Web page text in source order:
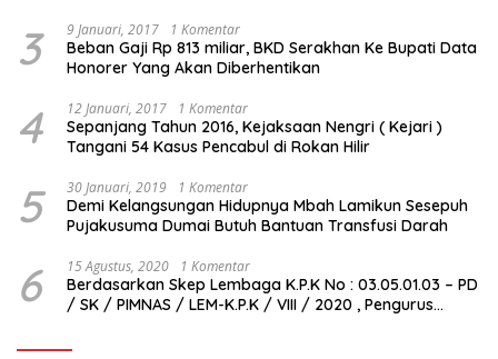
3 9 Januari, 2017 1 Komentar
Beban Gaji Rp 813 miliar, BKD Serakhan Ke Bupati Data
Honorer Yang Akan Diberhentikan
4 12 Januari, 2017 1 Komentar
Sepanjang Tahun 2016, Kejaksaan Nengri ( Kejari )
Tangani 54 Kasus Pencabul di Rokan Hilir
5 30 Januari, 2019 1 Komentar
Demi Kelangsungan Hidupnya Mbah Lamikun Sesepuh
Pujakusuma Dumai Butuh Bantuan Transfusi Darah
6 15 Agustus, 2020 1 Komentar
Berdasarkan Skep Lembaga K.P.K No : 03.05.01.03 – PD
/ SK / PIMNAS / LEM-K.P.K / VIII / 2020 , Pengurus